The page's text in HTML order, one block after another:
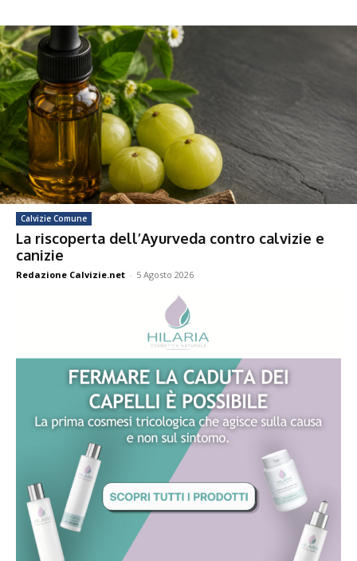
Calvizie Comune
La riscoperta dell’Ayurveda contro calvizie e
canizie
Redazione Calvizie.net - 5 Agosto 2026